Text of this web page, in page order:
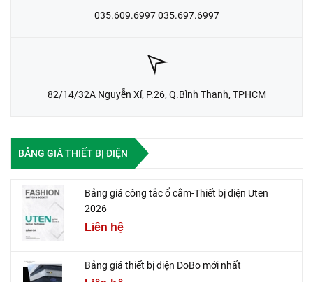
035.609.6997 035.697.6997
82/14/32A Nguyễn Xí, P.26, Q.Bình Thạnh, TPHCM
BẢNG GIÁ THIẾT BỊ ĐIỆN
Bảng giá công tắc ổ cắm-Thiết bị điện Uten
2026
Liên hệ
Bảng giá thiết bị điện DoBo mới nhất